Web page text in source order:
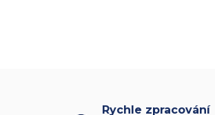
Rychle zpracování